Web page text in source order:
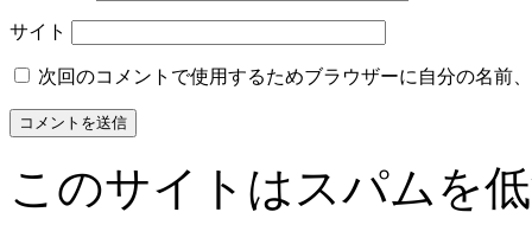
サイト
次回のコメントで使用するためブラウザーに自分の名前
このサイトはスパムを